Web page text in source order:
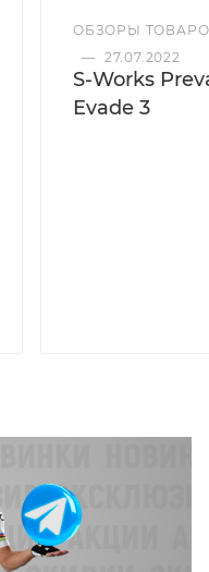
ОБЗОРЫ
— 27.07.2022
S-Works
Evade 3